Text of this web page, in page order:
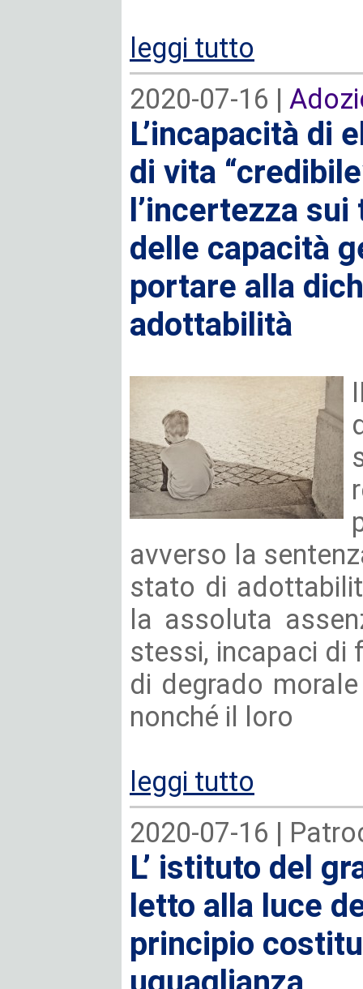
leggi tutto
2020-07-16 |
L’incapacità di
di vita
l’incertezza
delle capacità
portare alla
adottabilità
avverso la
stato di
la assoluta
stessi, incapaci di
di degrado
nonché il loro
leggi tutto
2020-07-16 |
L’ istituto del
letto alla luce
principio